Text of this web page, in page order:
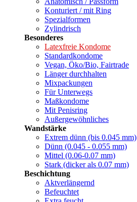
Konturiert / mit Ring
Spezialformen
Zylindrisch
Besonderes
Latexfreie Kondome
Standardkondome
Vegan, Öko/Bio, Fairtrade
Länger durchhalten
Mixpackungen
Für Unterwegs
Maßkondome
Mit Penisring
Außergewöhnliches
Wandstärke
Extrem dünn (bis 0.045 mm)
Dünn (0.045 - 0.055 mm)
Mittel (0.06-0.07 mm)
Stark (dicker als 0.07 mm)
Beschichtung
Aktverlängernd
Befeuchtet